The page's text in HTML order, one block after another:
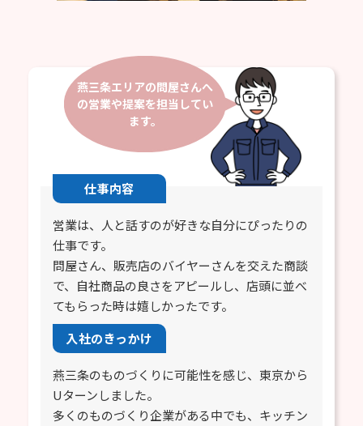
燕三条エリアの問屋さんへ
の営業や提案を担当してい
ます。
仕事内容
営業は、人と話すのが好きな自分にぴったりの
仕事です。
問屋さん、販売店のバイヤーさんを交えた商談
で、自社商品の良さをアピールし、店頭に並べ
てもらった時は嬉しかったです。
入社のきっかけ
燕三条のものづくりに可能性を感じ、東京から
Uターンしました。
多くのものづくり企業がある中でも、キッチン